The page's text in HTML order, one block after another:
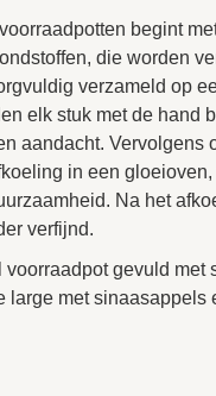
begint
die worden
verzameld op
elk stuk met de hand
aandacht. Vervolgens
in een
Na het
verfijnd.
voorraadpot gevuld met
large met sinaasappels